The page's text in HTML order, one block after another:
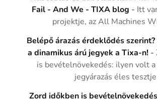
Fail - And We - TIXA blog - Itt
projektje, az All Machines
Belépő árazás érdeklődés
a dinamikus árú jegyek a Tixa-n! -
is bevételnövekedés: ilyen volt
jegyárazás éles tesztje
Zord időkben is